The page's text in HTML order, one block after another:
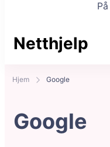
Netthjelp
Hjem Google
Google